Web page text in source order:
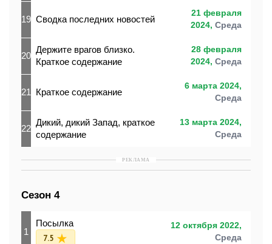
19 Сводка последних новостей
21 февраля
2024, Среда
20
Держите врагов близко.
Краткое содержание
28 февраля
2024, Среда
21 Краткое содержание
6 марта 2024,
Среда
22
Дикий, дикий Запад, краткое
содержание
13 марта 2024,
Среда
РЕКЛАМА
Сезон 4
1
Посылка
7.5
12 октября 2022,
Среда